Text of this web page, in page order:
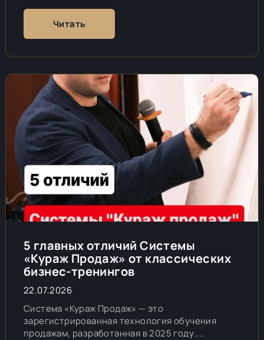
Читать
5 главных отличий Системы
«Кураж Продаж» от классических
бизнес-тренингов
22.07.2026
Система «Кураж Продаж» — это
зарегистрированная технология обучения
продажам, разработанная в 2025 году....